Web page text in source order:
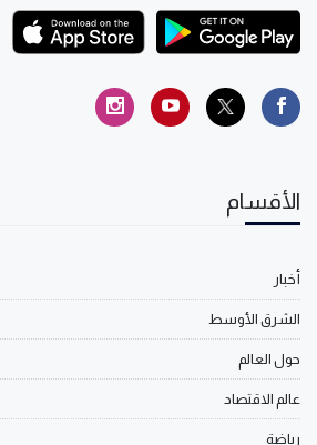
الأقسام
أخبار
الشرق الأوسط
حول العالم
عالم الاقتصاد
رياضة